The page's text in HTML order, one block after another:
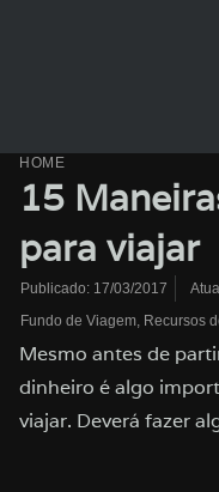
HOME
15
para viajar
Publicado: 17/03/2017
Fundo de Viagem Recursos
Mesmo antes de
dinheiro é algo
viajar. Deverá fazer